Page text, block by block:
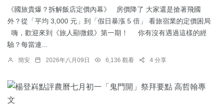
《國旅貴爆？拆解飯店定價內幕》 房價降了 大家還是搶著飛國
外？從「平均 3,000 元」到「假日暴漲 5 倍」 看旅宿業的定價困局
嗨，歡迎來到《旅人顯微鏡》第一期！ 你有沒有遇過這樣的經
驗？每當連...
簡安 2026年八月09日 6,136 觀看 4 分享